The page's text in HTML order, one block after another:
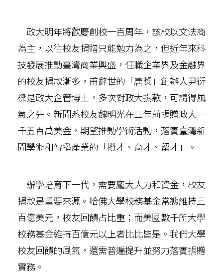
政大明年將歡慶創校一百周年，該校以文法商
為主，以往校友捐贈只能勉力為之，但近年來科
技發展推動臺灣商業興盛，任職企業界及金融界
的校友捐款漸多，甫辭世的「唐獎」創辦人尹衍
樑是政大企管博士，多次對政大捐款，可謂得風
氣之先。新聞系校友魏明光在三年前捐贈政大一
千五百萬美金，期望推動學術活動，落實臺灣新
聞學術和傳播產業的「攢才、育才、留才」。
辦學培育下一代，需要龐大人力和資金，校友
捐款是重要來源。哈佛大學校務基金常態維持三
百億美元，校友回饋占比重；而美國數千所大學
校務基金維持百億元以上者比比皆是。我們大學
校友回饋的風氣，還需普遍提升並努力落實捐贈
實務。